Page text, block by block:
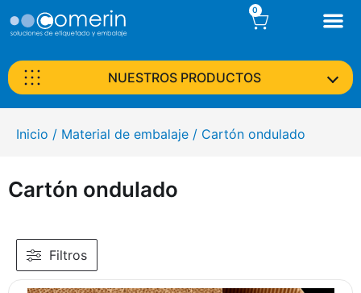
0
NUESTROS PRODUCTOS
Inicio / Material de embalaje / Cartón ondulado
Cartón ondulado
Filtros